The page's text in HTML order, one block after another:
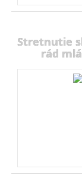
Stretnutie
rád